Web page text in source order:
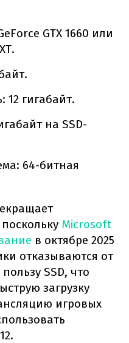
GTX 1660 или
12 гигабайт.
на SSD-
64-битная
Microsoft
в октябре 2025
отказываются от
SSD, что
загрузку
игровых